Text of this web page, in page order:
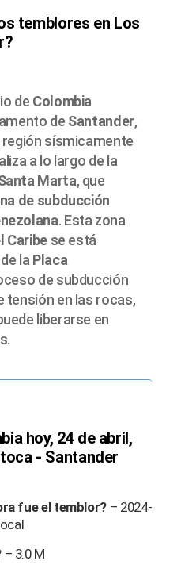
temblores en Los
de Colombia
de Santander,
sísmicamente
a lo largo de la
Marta, que
de subducción
. Esta zona
Caribese está
laPlaca
de subducción
tensión en las rocas,
liberarse en
hoy, 24 de abril,
- Santander
fue el temblor? – 2024-
– 3.0 M